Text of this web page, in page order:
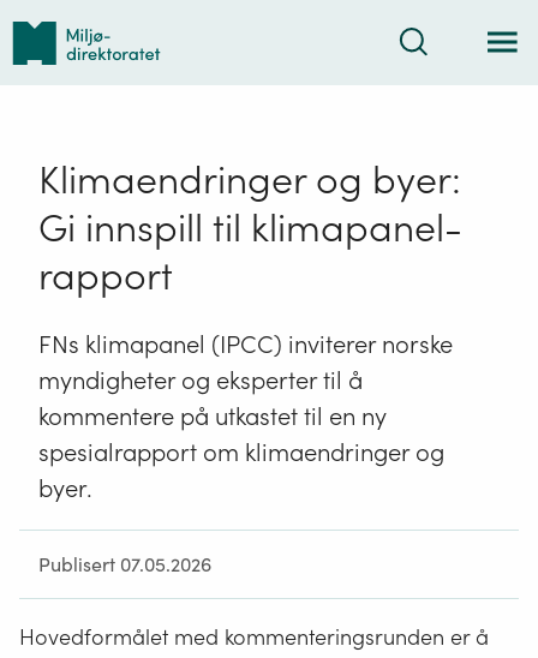
Tilbake
forsiden
Søk
Klimaendringer og byer:
Gi innspill til klimapanel-
rapport
FNs klimapanel (IPCC) inviterer norske
myndigheter og eksperter til å
kommentere på utkastet til en ny
spesialrapport om klimaendringer og
byer.
Publisert 07.05.2026
Hovedformålet med kommenteringsrunden er å